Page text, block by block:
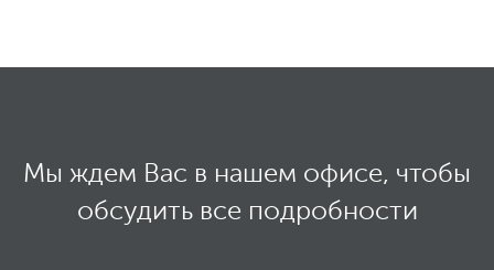
Мы ждем Вас в нашем офисе, чтобы
обсудить все подробности